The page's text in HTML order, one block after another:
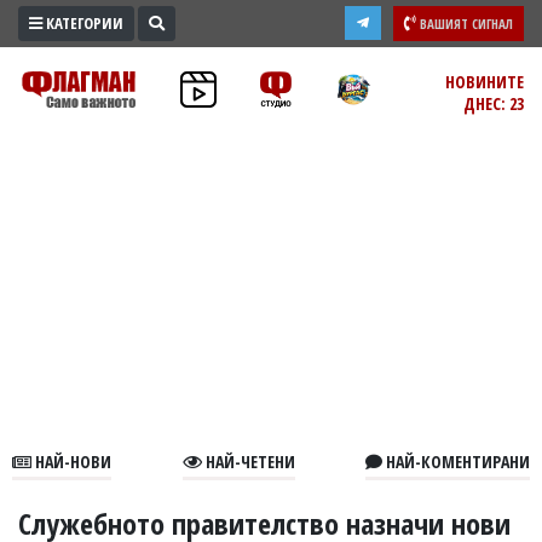
ПРОМО
ЗОНА
В
КАТЕГОРИИ ВАШИЯТ СИГНАЛ
НОВИНИТЕ
ДНЕС: 23
НАЙ-НОВИ НАЙ-ЧЕТЕНИ НАЙ-КОМЕНТИРАНИ
Служебното правителство назначи нови